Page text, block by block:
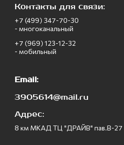
Контакты для связи:
+7 (499) 347-70-30
- многоканальный
+7 (969) 123-12-32
- мобильный
Email:
3905614@mail.ru
Адрес:
8 км МКАД ТЦ "ДРАЙВ" пав.В-27